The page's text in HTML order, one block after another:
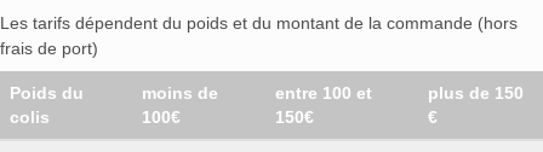
Les tarifs dépendent du poids et du montant de la commande (hors
frais de port)
Poids du
colis
moins de
100€
entre 100 et
150€
plus de 150
€